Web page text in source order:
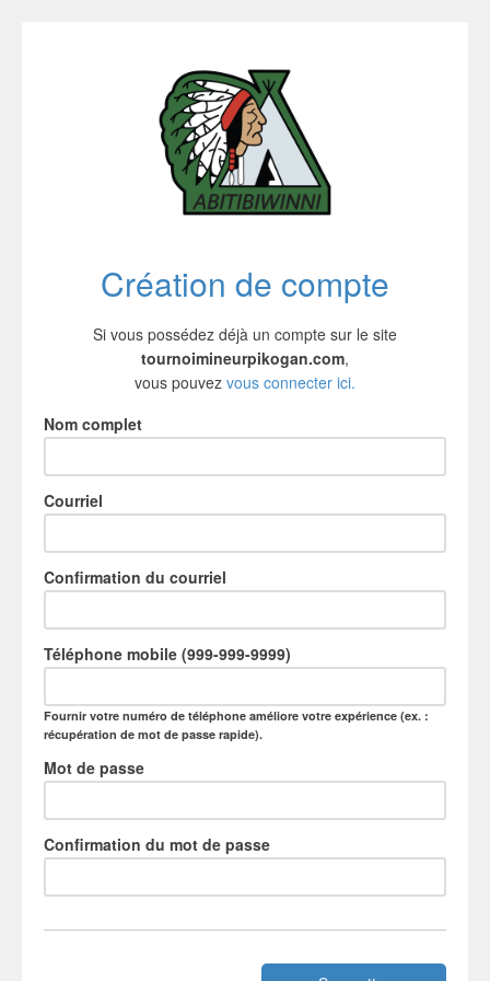
Création de compte
Si vous possédez déjà un compte sur le site
tournoimineurpikogan.com,
vous pouvez vous connecter ici.
Nom complet
Courriel
Confirmation du courriel
Téléphone mobile (999-999-9999)
Fournir votre numéro de téléphone améliore votre expérience (ex. :
récupération de mot de passe rapide).
Mot de passe
Confirmation du mot de passe